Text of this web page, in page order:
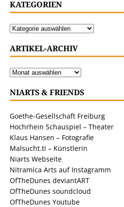
KATEGORIEN
ARTIKEL-ARCHIV
NIARTS & FRIENDS
Goethe-Gesellschaft Freiburg
Hochrhein Schauspiel – Theater
Klaus Hansen – Fotografie
Malsucht.ti – Künstlerin
Niarts Webseite
Nitramica Arts auf Instagramm
OfTheDunes deviantART
OfTheDunes soundcloud
OfTheDunes Youtube